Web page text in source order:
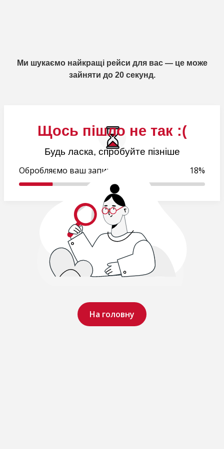
Щось пішло не так :(
Будь ласка, спробуйте пізніше
На головну
Ми шукаємо найкращі рейси для вас — це може
зайняти до 20 секунд.
Обробляємо ваш запит.. 18%